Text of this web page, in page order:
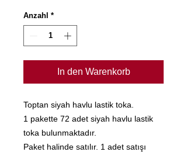
Anzahl *
In den Warenkorb
Toptan siyah havlu lastik toka.
1 pakette 72 adet siyah havlu lastik
toka bulunmaktadır.
Paket halinde satılır. 1 adet satışı